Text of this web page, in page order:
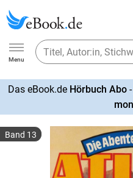
Ebook.de
Menu
Das eBook.de Hörbuch Abo-
Band 13